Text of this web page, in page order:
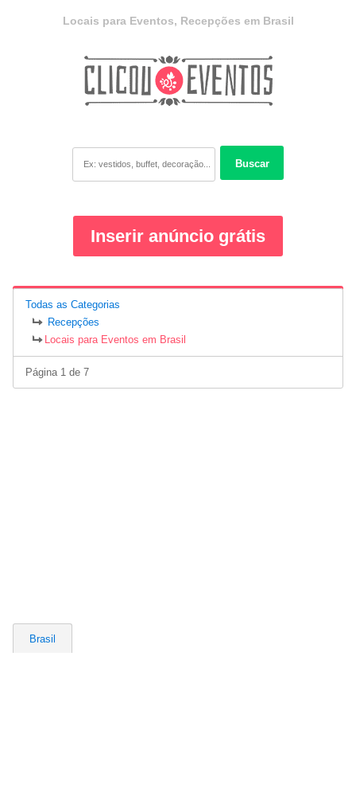
Locais para Eventos, Recepções em Brasil
Buscar
Inserir anúncio grátis
Todas as Categorias
Recepções
Locais para Eventos em Brasil
Página 1 de 7
Brasil